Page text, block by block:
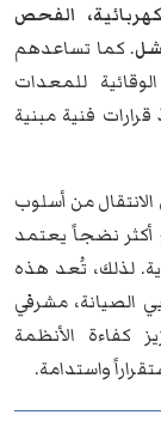
الفحص
. كما تساعدهم
للمعدات
قرارات فنية مبنية
من أسلوب
أكثر نضجاً يعتمد
لذلك، تُعد هذه
الصيانة، مشرفي
كفاءة الأنظمة
واستدامة.